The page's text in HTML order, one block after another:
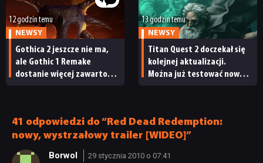
12 godzin temu
NEWSY
Gothica 2 jeszcze nie ma,
ale Gothic 1 Remake
dostanie więcej zawartości.
13 godzin temu
NEWSY
Titan Quest 2 doczekał się
kolejnej aktualizacji.
Można już testować nową
41 odpowiedzi do “Red Dead Redemption:
nowy, wystrzałowy trailer [WIDEO]”
Borwol 29 stycznia 2010 o 07:41